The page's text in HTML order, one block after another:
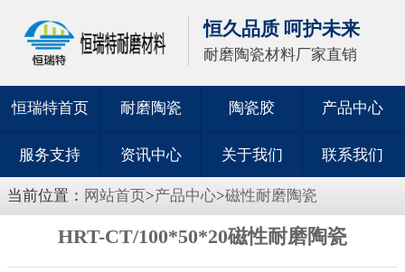
恒久品质 呵护未来
耐磨陶瓷材料厂家直销
恒瑞特首页 耐磨陶瓷 陶瓷胶 产品中心
服务支持 资讯中心 关于我们 联系我们
当前位置： 网站首页>产品中心>磁性耐磨陶瓷
HRT-CT/100*50*20磁性耐磨陶瓷